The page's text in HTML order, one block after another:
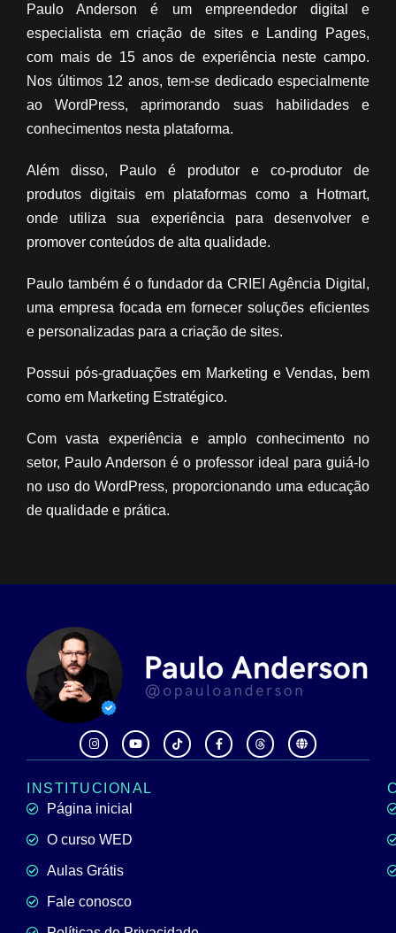
Paulo Anderson é um empreendedor digital e
especialista em criação de sites e Landing Pages,
com mais de 15 anos de experiência neste campo.
Nos últimos 12 anos, tem-se dedicado especialmente
ao WordPress, aprimorando suas habilidades e
conhecimentos nesta plataforma.
Além disso, Paulo é produtor e co-produtor de
produtos digitais em plataformas como a Hotmart,
onde utiliza sua experiência para desenvolver e
promover conteúdos de alta qualidade.
Paulo também é o fundador da CRIEI Agência Digital,
uma empresa focada em fornecer soluções eficientes
e personalizadas para a criação de sites.
Possui pós-graduações em Marketing e Vendas, bem
como em Marketing Estratégico.
Com vasta experiência e amplo conhecimento no
setor, Paulo Anderson é o professor ideal para guiá-lo
no uso do WordPress, proporcionando uma educação
de qualidade e prática.
INSTITUCIONAL
Página inicial
O curso WED
Aulas Grátis
Fale conosco